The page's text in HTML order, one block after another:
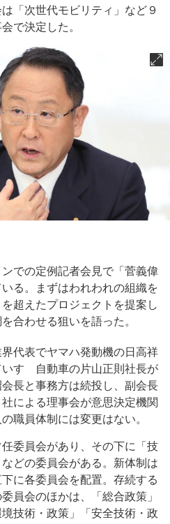
「次世代モビリティ」など９
で決定した。
での定例記者会見で「菅義偉
る。まずはわれわれの組織を
超えたプロジェクトを提案し
合わせる狙いを語った。
代表でヤマハ発動機の日高祥
すゞ自動車の片山正則社長が
長と事務方は続投し、副会長
による理事会が意思決定機関
職員体制には変更はない。
委員会があり、その下に「技
どの委員会がある。新体制は
に各委員会を配置。存続する
員会のほかは、「総合政策」
境技術・政策」「安全技術・政